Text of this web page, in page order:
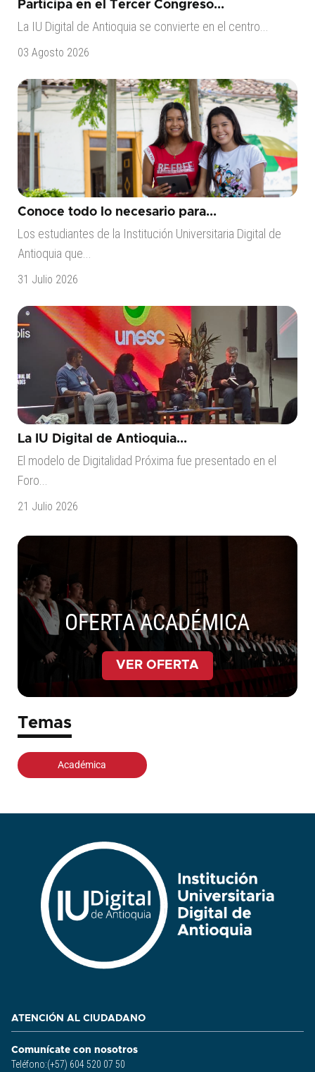
Participa en el Tercer Congreso...
La IU Digital de Antioquia se convierte en el centro...
03 Agosto 2026
Conoce todo lo necesario para...
Los estudiantes de la Institución Universitaria Digital de
Antioquia que...
31 Julio 2026
La IU Digital de Antioquia...
El modelo de Digitalidad Próxima fue presentado en el
Foro...
21 Julio 2026
OFERTA ACADÉMICA
VER OFERTA
Temas
Académica
ATENCIÓN AL CIUDADANO
Comunícate con nosotros
Teléfono:(+57) 604 520 07 50